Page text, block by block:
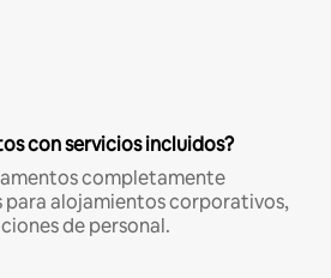
con servicios incluidos?
completamente
para alojamientos corporativos,
de personal.